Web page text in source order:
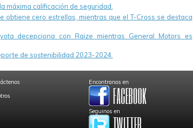
máxima calificación de seguridad.
obtiene cero estrellas, mientras que el T-Cross se destaca
decepciona con Raize mientras General Motors es
de sostenibilidad 2023-2024.
Encontranos en
Seguinos en